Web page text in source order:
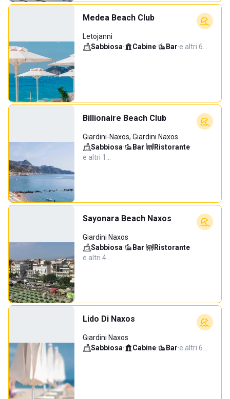
Medea Beach Club
Letojanni
Sabbiosa· Cabine· Bar·e altri 6…
Billionaire Beach Club
Giardini-Naxos, Giardini Naxos
Sabbiosa· Bar· Ristorante·
e altri 1…
Sayonara Beach Naxos
Giardini Naxos
Sabbiosa· Bar· Ristorante·
e altri 4…
Lido Di Naxos
Giardini Naxos
Sabbiosa· Cabine· Bar·e altri 6…